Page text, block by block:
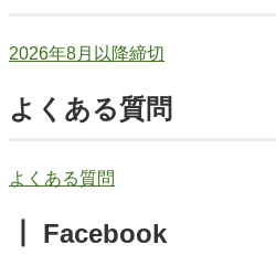
2026年8月以降締切
よくある質問
よくある質問
┃ Facebook